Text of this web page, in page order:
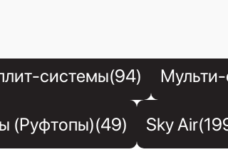
системы(94)
(Руфтопы)(49) Sky